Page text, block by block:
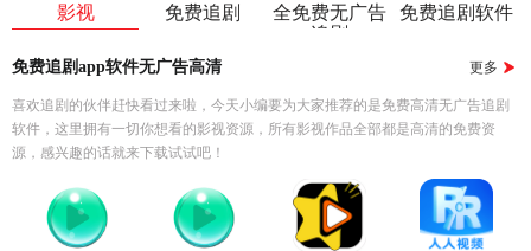
影视
免费追剧
全免费无广告
追剧
免费追剧软件
免费追剧app软件无广告高清 更多
喜欢追剧的伙伴赶快看过来啦，今天小编要为大家推荐的是免费高清无广告追剧
软件，这里拥有一切你想看的影视资源，所有影视作品全部都是高清的免费资
源，感兴趣的话就来下载试试吧！